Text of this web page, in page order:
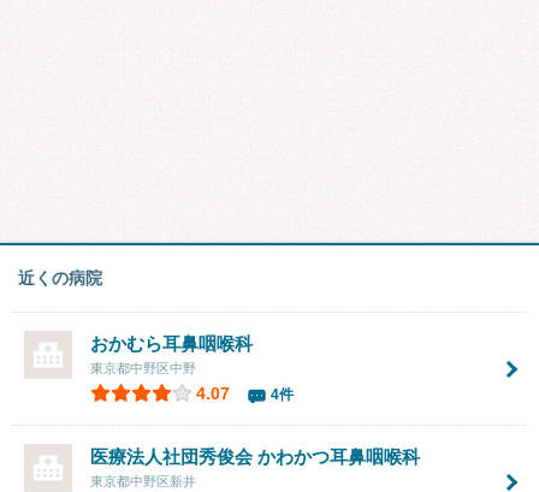
近くの病院
おかむら耳鼻咽喉科
東京都中野区中野
4.07 4件
医療法人社団秀俊会かわかつ耳鼻咽喉科
東京都中野区新井